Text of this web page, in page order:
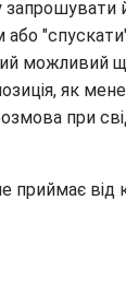
запрошувати
можливий
як
при
приймає від